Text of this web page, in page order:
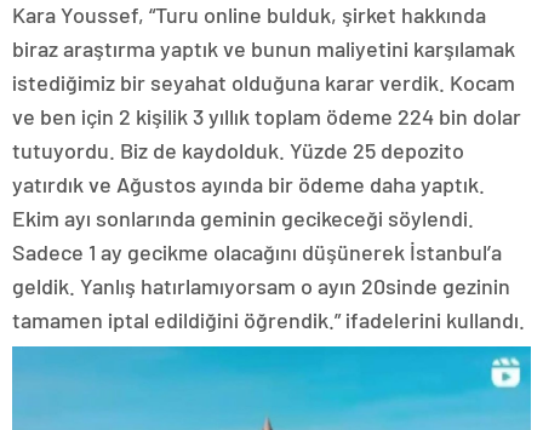
Kara Youssef, “Turu online bulduk, şirket hakkında
biraz araştırma yaptık ve bunun maliyetini karşılamak
istediğimiz bir seyahat olduğuna karar verdik. Kocam
ve ben için 2 kişilik 3 yıllık toplam ödeme 224 bin dolar
tutuyordu. Biz de kaydolduk. Yüzde 25 depozito
yatırdık ve Ağustos ayında bir ödeme daha yaptık.
Ekim ayı sonlarında geminin gecikeceği söylendi.
Sadece 1 ay gecikme olacağını düşünerek İstanbul’a
geldik. Yanlış hatırlamıyorsam o ayın 20sinde gezinin
tamamen iptal edildiğini öğrendik.” ifadelerini kullandı.